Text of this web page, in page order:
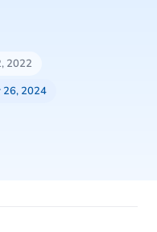
2022
26, 2024